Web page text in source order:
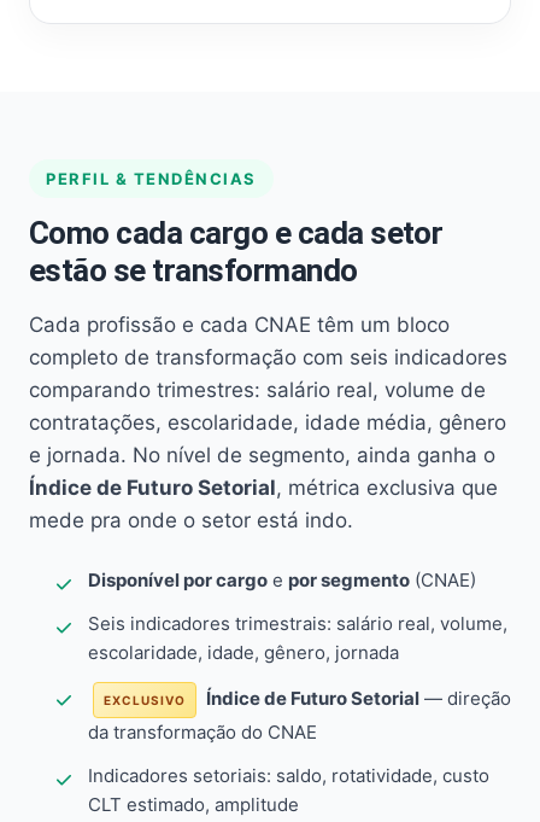
PERFIL & TENDÊNCIAS
Como cada cargo e cada setor
estão se transformando
Cada profissão e cada CNAE têm um bloco
completo de transformação com seis indicadores
comparando trimestres: salário real, volume de
contratações, escolaridade, idade média, gênero
e jornada. No nível de segmento, ainda ganha o
Índice de Futuro Setorial, métrica exclusiva que
mede pra onde o setor está indo.
Disponível por cargo e por segmento (CNAE)
Seis indicadores trimestrais: salário real, volume,
escolaridade, idade, gênero, jornada
EXCLUSIVO Índice de Futuro Setorial — direção
da transformação do CNAE
Indicadores setoriais: saldo, rotatividade, custo
CLT estimado, amplitude